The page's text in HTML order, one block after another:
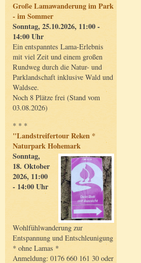
Große Lamawanderung im Park
- im Sommer
Sonntag, 25.10.2026, 11:00 -
14:00 Uhr
Ein entspanntes Lama-Erlebnis
mit viel Zeit und einem großen
Rundweg durch die Natur- und
Parklandschaft inklusive Wald und
Waldsee.
Noch 8 Plätze frei (Stand vom
03.08.2026)
* * *
"Landstreifertour Reken *
Naturpark Hohemark
Sonntag,
18. Oktober
2026, 11:00
- 14:00 Uhr
Wohlfühlwanderung zur
Entspannung und Entschleunigung
* ohne Lamas *
Anmeldung: 0176 660 161 30 oder